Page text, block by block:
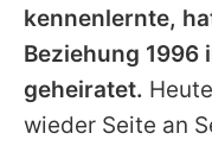
kennenlernte,
Beziehung 1996
geheiratet.
wieder Seite an